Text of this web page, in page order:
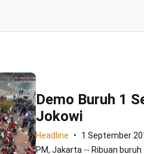
Demo Buruh 1
Jokowi
Headline
1 September
PM, Jakarta -- Ribuan